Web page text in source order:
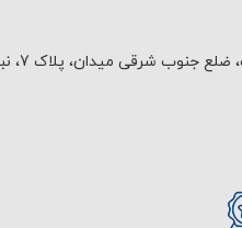
جنوب شرقی میدان، پلاک 7، نبش کوچه آبرو